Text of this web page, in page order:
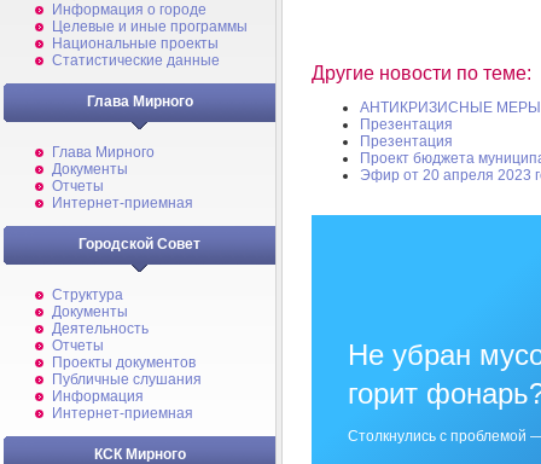
Информация о городе
Целевые и иные программы
Национальные проекты
Статистические данные
Глава Мирного
Глава Мирного
Документы
Отчеты
Интернет-приемная
Городской Совет
Структура
Документы
Деятельность
Отчеты
Проекты документов
Публичные слушания
Информация
Интернет-приемная
КСК Мирного
Другие новости по теме:
АНТИКРИЗИСНЫЕ
Презентация
Презентация
Проект бюджета
Эфир от 20 апреля 2023
Не убран
горит
Столкнулись с проблемой